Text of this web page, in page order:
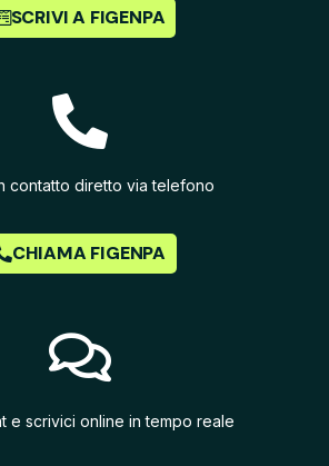
SCRIVI A FIGENPA
contatto diretto via telefono
CHIAMA FIGENPA
e scrivici online in tempo reale